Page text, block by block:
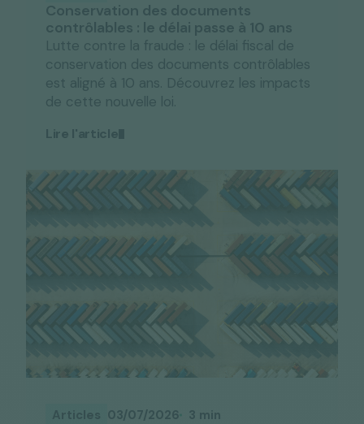
Conservation des documents
contrôlables : le délai passe à 10 ans
Lutte contre la fraude : le délai fiscal de
conservation des documents contrôlables
est aligné à 10 ans. Découvrez les impacts
de cette nouvelle loi.
Lire l'article
Articles 03/07/2026 3 min